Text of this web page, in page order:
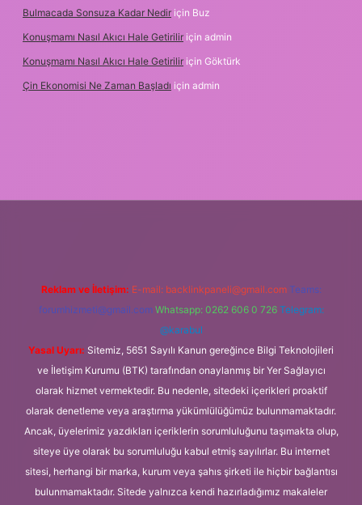
Bulmacada Sonsuza Kadar Nedir için Buz
Konuşmamı Nasıl Akıcı Hale Getirilir için admin
Konuşmamı Nasıl Akıcı Hale Getirilir için Göktürk
Çin Ekonomisi Ne Zaman Başladı için admin
Reklam ve İletişim: E-mail: backlinkpaneli@gmail.com Teams:
forumhizmeti@gmail.com Whatsapp: 0262 606 0 726 Telegram:
@karabul
Yasal Uyarı: Sitemiz, 5651 Sayılı Kanun gereğince Bilgi Teknolojileri
ve İletişim Kurumu (BTK) tarafından onaylanmış bir Yer Sağlayıcı
olarak hizmet vermektedir. Bu nedenle, sitedeki içerikleri proaktif
olarak denetleme veya araştırma yükümlülüğümüz bulunmamaktadır.
Ancak, üyelerimiz yazdıkları içeriklerin sorumluluğunu taşımakta olup,
siteye üye olarak bu sorumluluğu kabul etmiş sayılırlar. Bu internet
sitesi, herhangi bir marka, kurum veya şahıs şirketi ile hiçbir bağlantısı
bulunmamaktadır. Sitede yalnızca kendi hazırladığımız makaleler